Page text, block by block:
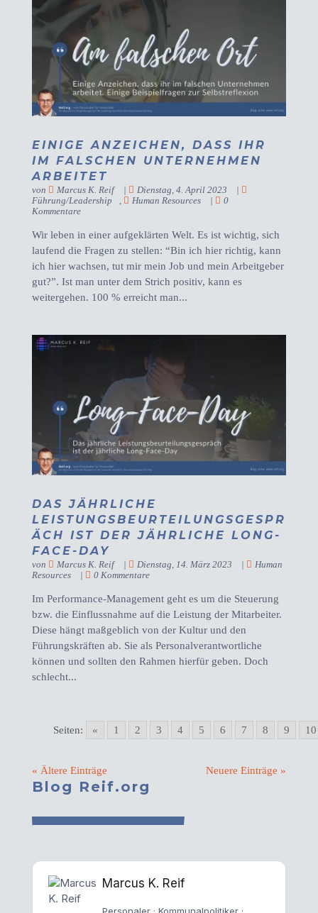
EINIGE ANZEICHEN, DASS IHR
IM FALSCHEN UNTERNEHMEN
ARBEITET
von Marcus K. Reif | Dienstag, 4. April 2023
|
Führung/Leadership
, Human Resources |
0
Kommentare
Wir leben in einer aufgeklärten Welt. Es ist wichtig, sich
laufend die Fragen zu stellen: “Bin ich hier richtig, kann
ich hier wachsen, tut mir mein Job und mein Arbeitgeber
gut?”. Ist man unter dem Strich positiv, kann es
weitergehen. 100 % erreicht man...
DAS JÄHRLICHE
LEISTUNGSBEURTEILUNGSGESPR
ÄCH IST DER JÄHRLICHE LONG-
FACE-DAY
von Marcus K. Reif | Dienstag, 14. März 2023 |
Human
Resources
| 0 Kommentare
Im Performance-Management geht es um die Steuerung
bzw. die Einflussnahme auf die Leistung der Mitarbeiter.
Diese hängt maßgeblich von der Kultur und den
Führungskräften ab. Sie als Personalverantwortliche
können und sollten den Rahmen hierfür geben. Doch
schlecht...
Seiten: « 1 2 3 4 5 6 7 8 9 10
« Ältere Einträge Neuere Einträge »
Blog Reif.org
Marcus K. Reif
Personaler · Kommunalpolitiker ·